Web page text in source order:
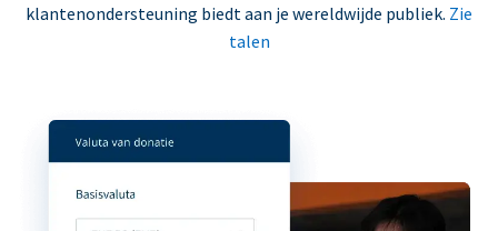
klantenondersteuning biedt aan je wereldwijde publiek. Zie
talen